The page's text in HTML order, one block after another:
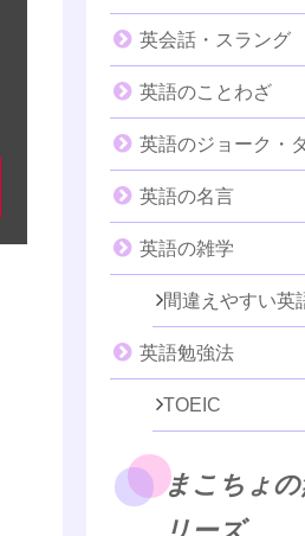
英会話・スラング
英語のことわざ
英語のジョーク・
英語の名言
英語の雑学
間違えやすい英
英語勉強法
TOEIC
まこちょ